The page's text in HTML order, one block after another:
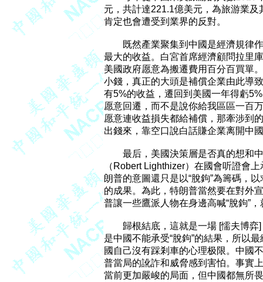
元，共計達221.1億美元，為旅游業
肯定也會遭受到業界的反對。
最大的收益。白宮首席經濟顧問拉里
美國政府愿意為搬遷費用百分百買單
小錢，真正的大頭是補償企業由此導
有5%的收益，遷回到美國一年得虧
愿意回遷，而不是說你給我區區一百
愿意連收益損失都給補償，那牽涉到
出錢來，靠空口說白話賺企業离開中
（Robert Lighthizer）在國會听證會
朗普的意圖還只是以“脫鉤”為籌碼，
的成果。為此，特朗普當然要在對外
普讓一些鷹派人物在身邊高喊“脫鉤”
是中國不能承受“脫鉤”的結果，所以
國自己沒有踩剎車的心理极限。中國
普當局的訛詐和威脅感到害怕。事實
當前更加嚴峻的局面，但中國都無所